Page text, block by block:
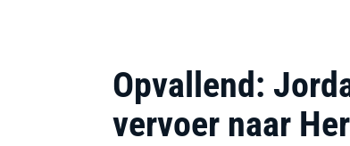
Opvallend:
vervoer naar